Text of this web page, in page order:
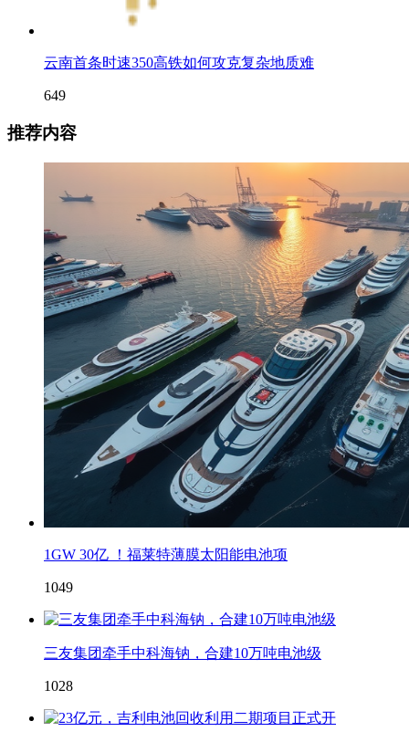
云南首条时速350高铁如何攻克复杂地质难
649
推荐内容
1GW 30亿 ！福莱特薄膜太阳能电池项
1049
三友集团牵手中科海钠，合建10万吨电池级
1028